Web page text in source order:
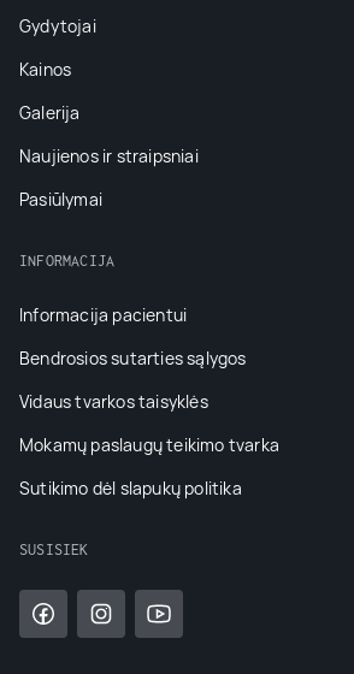
Gydytojai
Kainos
Galerija
Naujienos ir straipsniai
Pasiūlymai
INFORMACIJA
Informacija pacientui
Bendrosios sutarties sąlygos
Vidaus tvarkos taisyklės
Mokamų paslaugų teikimo tvarka
Sutikimo dėl slapukų politika
SUSISIEK